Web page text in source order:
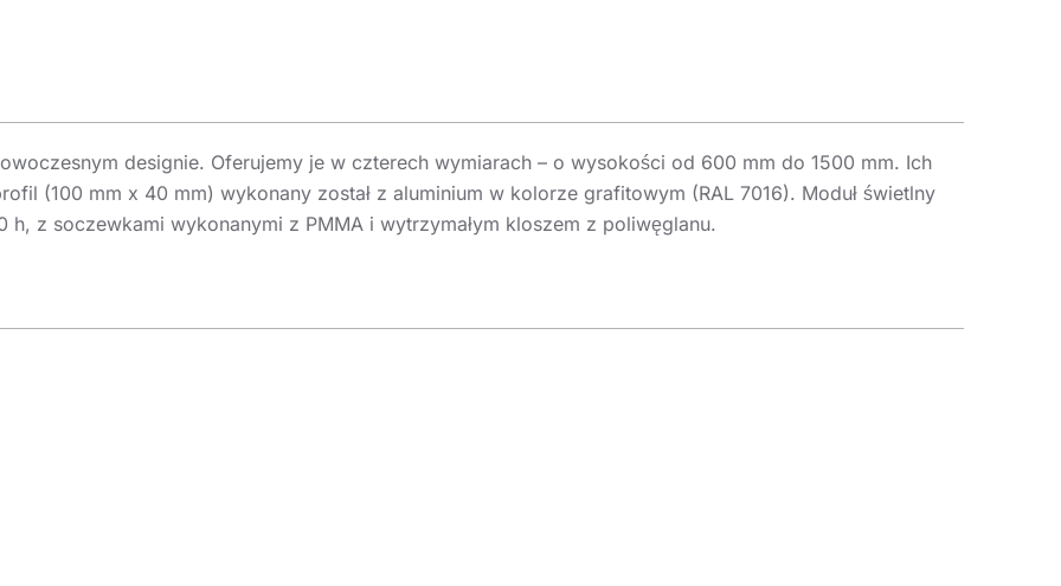
designie. Oferujemy je w czterech wymiarach – o wysokości od 600 mm do 1500 mm. Ich
(100 mm x 40 mm) wykonany został z aluminium w kolorze grafitowym (RAL 7016). Moduł świetlny
z soczewkami wykonanymi z PMMA i wytrzymałym kloszem z poliwęglanu.